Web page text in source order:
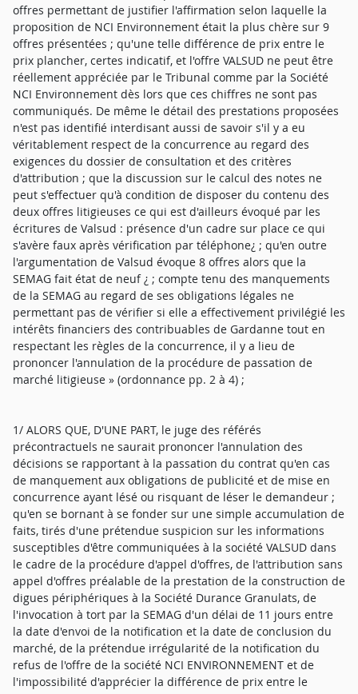
offres permettant de justifier l'affirmation selon laquelle la
proposition de NCI Environnement était la plus chère sur 9
offres présentées ; qu'une telle différence de prix entre le
prix plancher, certes indicatif, et l'offre VALSUD ne peut être
réellement appréciée par le Tribunal comme par la Société
NCI Environnement dès lors que ces chiffres ne sont pas
communiqués. De même le détail des prestations proposées
n'est pas identifié interdisant aussi de savoir s'il y a eu
véritablement respect de la concurrence au regard des
exigences du dossier de consultation et des critères
d'attribution ; que la discussion sur le calcul des notes ne
peut s'effectuer qu'à condition de disposer du contenu des
deux offres litigieuses ce qui est d'ailleurs évoqué par les
écritures de Valsud : présence d'un cadre sur place ce qui
s'avère faux après vérification par téléphone¿ ; qu'en outre
l'argumentation de Valsud évoque 8 offres alors que la
SEMAG fait état de neuf ¿ ; compte tenu des manquements
de la SEMAG au regard de ses obligations légales ne
permettant pas de vérifier si elle a effectivement privilégié les
intérêts financiers des contribuables de Gardanne tout en
respectant les règles de la concurrence, il y a lieu de
prononcer l'annulation de la procédure de passation de
marché litigieuse » (ordonnance pp. 2 à 4) ;
1/ ALORS QUE, D'UNE PART, le juge des référés
précontractuels ne saurait prononcer l'annulation des
décisions se rapportant à la passation du contrat qu'en cas
de manquement aux obligations de publicité et de mise en
concurrence ayant lésé ou risquant de léser le demandeur ;
qu'en se bornant à se fonder sur une simple accumulation de
faits, tirés d'une prétendue suspicion sur les informations
susceptibles d'être communiquées à la société VALSUD dans
le cadre de la procédure d'appel d'offres, de l'attribution sans
appel d'offres préalable de la prestation de la construction de
digues périphériques à la Société Durance Granulats, de
l'invocation à tort par la SEMAG d'un délai de 11 jours entre
la date d'envoi de la notification et la date de conclusion du
marché, de la prétendue irrégularité de la notification du
refus de l'offre de la société NCI ENVIRONNEMENT et de
l'impossibilité d'apprécier la différence de prix entre le